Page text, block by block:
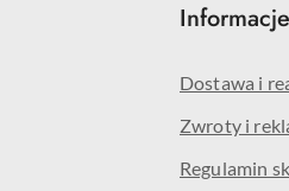
Informacje
Dostawa i
Zwroty i
Regulamin